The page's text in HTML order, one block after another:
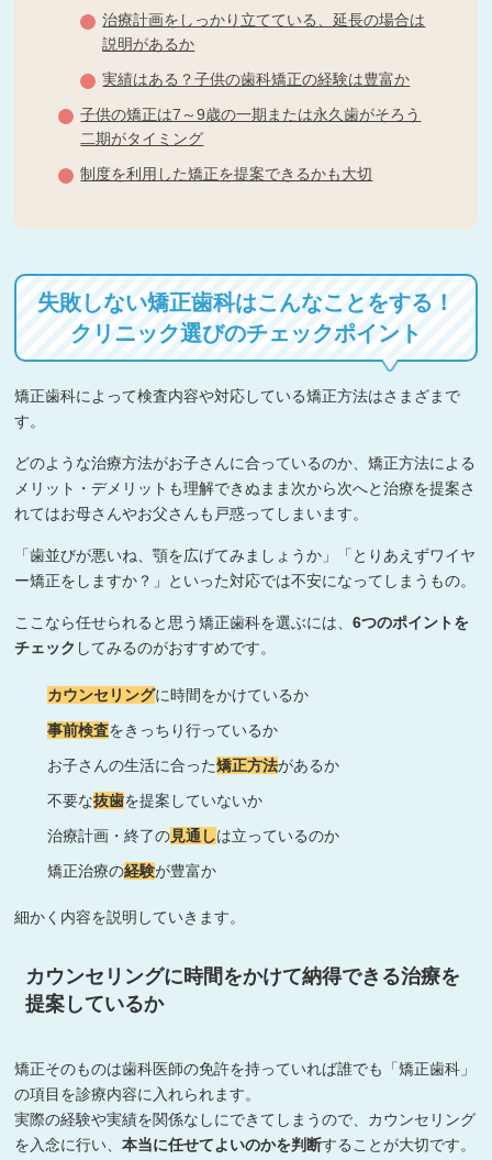
治療計画をしっかり立てている、延長の場合は
説明があるか
実績はある？子供の歯科矯正の経験は豊富か
子供の矯正は7～9歳の一期または永久歯がそろう
二期がタイミング
制度を利用した矯正を提案できるかも大切
失敗しない矯正歯科はこんなことをする！
クリニック選びのチェックポイント
矯正歯科によって検査内容や対応している矯正方法はさまざまで
す。
どのような治療方法がお子さんに合っているのか、矯正方法による
メリット・デメリットも理解できぬまま次から次へと治療を提案さ
れてはお母さんやお父さんも戸惑ってしまいます。
「歯並びが悪いね、顎を広げてみましょうか」「とりあえずワイヤ
ー矯正をしますか？」といった対応では不安になってしまうもの。
ここなら任せられると思う矯正歯科を選ぶには、6つのポイントを
チェック してみるのがおすすめです。
カウンセリングに時間をかけているか
事前検査をきっちり行っているか
お子さんの生活に合った矯正方法があるか
不要な抜歯を提案していないか
治療計画・終了の見通しは立っているのか
矯正治療の経験が豊富か
細かく内容を説明していきます。
カウンセリングに時間をかけて納得できる治療を
提案しているか
矯正そのものは歯科医師の免許を持っていれば誰でも「矯正歯科」
の項目を診療内容に入れられます。
実際の経験や実績を関係なしにできてしまうので、カウンセリング
を入念に行い、本当に任せてよいのかを判断することが大切です。